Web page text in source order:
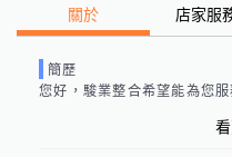
關於 店家服
簡歷
您好， 駿業整合希望能為您服